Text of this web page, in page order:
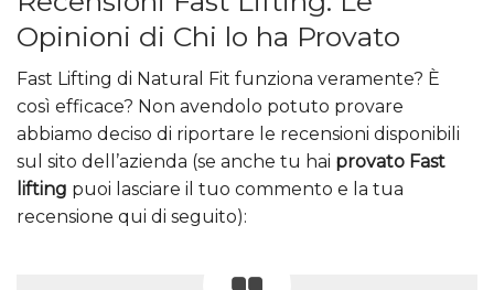
Opinioni di Chi lo ha Provato
Fast Lifting di Natural Fit funziona veramente? È
così efficace? Non avendolo potuto provare
abbiamo deciso di riportare le recensioni disponibili
sul sito dell’azienda (se anche tu hai provato Fast
lifting puoi lasciare il tuo commento e la tua
recensione qui di seguito):